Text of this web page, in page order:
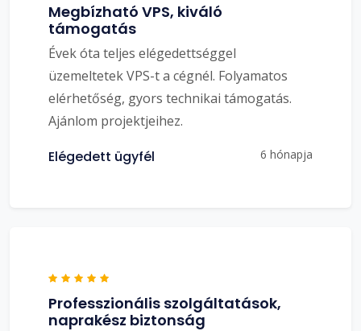
Megbízható VPS, kiváló
támogatás
Évek óta teljes elégedettséggel
üzemeltetek VPS-t a cégnél. Folyamatos
elérhetőség, gyors technikai támogatás.
Ajánlom projektjeihez.
Elégedett ügyfél 6 hónapja
Professzionális szolgáltatások,
naprakész biztonság